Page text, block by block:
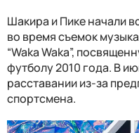
Шакира и Пике начали
во время съемок
“Waka Waka”,
футболу 2010 года. В
расставании из-за
спортсмена.